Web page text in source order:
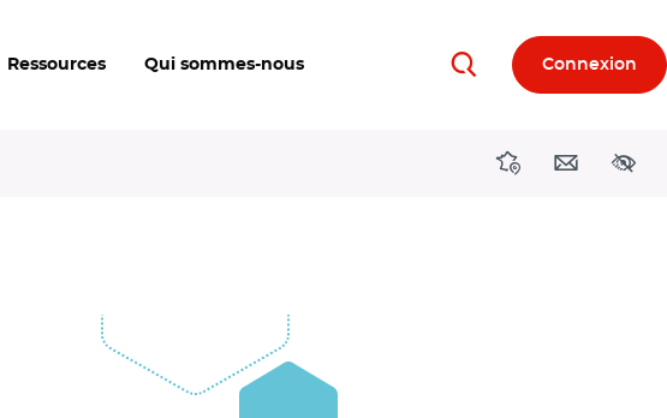
Ressources Qui sommes-nous RechercherConnexion
DirectionsContact